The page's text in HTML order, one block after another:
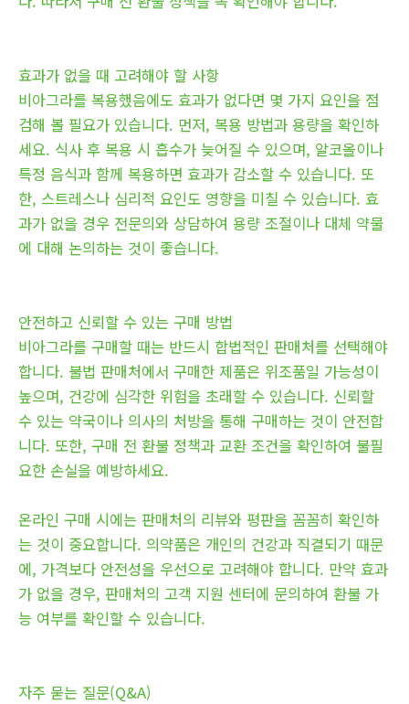
효과가 없을 때 고려해야 할 사항
비아그라를 복용했음에도 효과가 없다면 몇 가지 요인을 점
검해 볼 필요가 있습니다. 먼저, 복용 방법과 용량을 확인하
세요. 식사 후 복용 시 흡수가 늦어질 수 있으며, 알코올이나
특정 음식과 함께 복용하면 효과가 감소할 수 있습니다. 또
한, 스트레스나 심리적 요인도 영향을 미칠 수 있습니다. 효
과가 없을 경우 전문의와 상담하여 용량 조절이나 대체 약물
에 대해 논의하는 것이 좋습니다.
안전하고 신뢰할 수 있는 구매 방법
비아그라를 구매할 때는 반드시 합법적인 판매처를 선택해야
합니다. 불법 판매처에서 구매한 제품은 위조품일 가능성이
높으며, 건강에 심각한 위험을 초래할 수 있습니다. 신뢰할
수 있는 약국이나 의사의 처방을 통해 구매하는 것이 안전합
니다. 또한, 구매 전 환불 정책과 교환 조건을 확인하여 불필
요한 손실을 예방하세요.
온라인 구매 시에는 판매처의 리뷰와 평판을 꼼꼼히 확인하
는 것이 중요합니다. 의약품은 개인의 건강과 직결되기 때문
에, 가격보다 안전성을 우선으로 고려해야 합니다. 만약 효과
가 없을 경우, 판매처의 고객 지원 센터에 문의하여 환불 가
능 여부를 확인할 수 있습니다.
자주 묻는 질문(Q&A)